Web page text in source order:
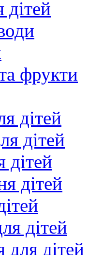
дітей
фрукти
дітей
дітей
дітей
дітей
дітей
для дітей